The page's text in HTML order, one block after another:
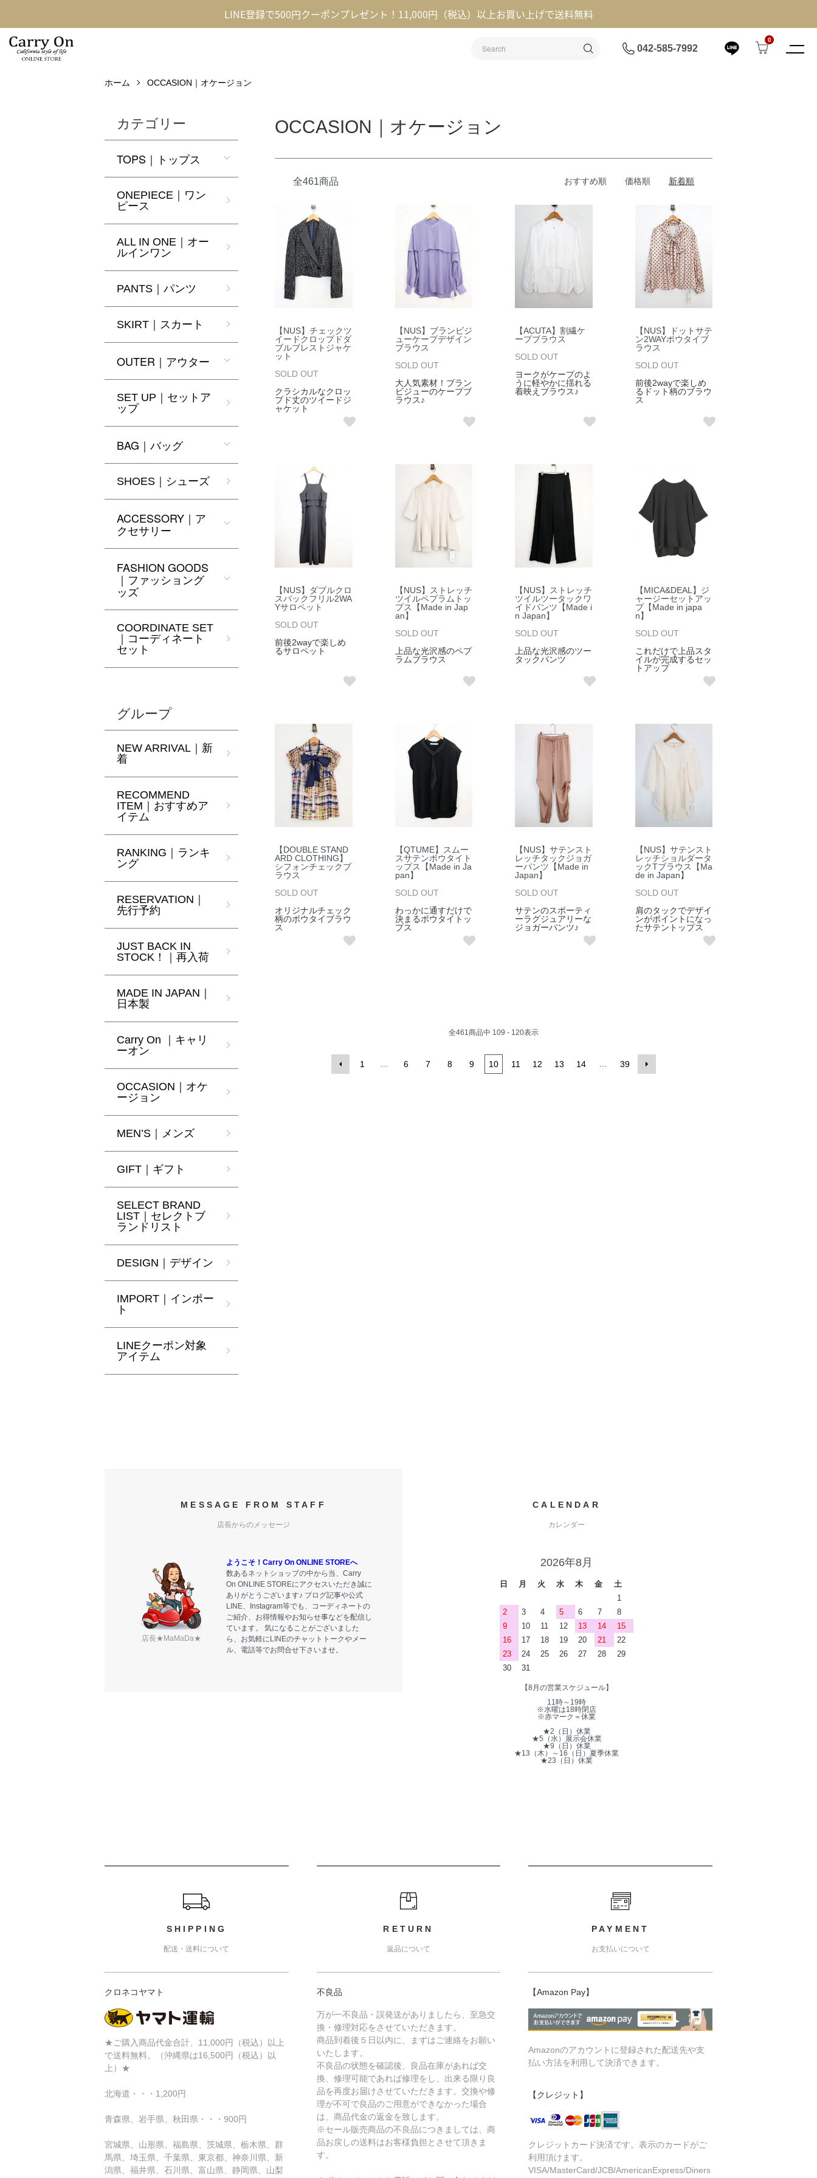
LINE登録で500円クーポンプレゼント！11,000円（税込）以上お買い上げで送料無料
042-585-7992
0
ホーム OCCASION｜オケージョン
OCCASION｜オケージョン
全461商品 おすすめ順 価格順 新着順
【NUS】チェックツ
イードクロップドダ
ブルブレストジャケ
ット
SOLD OUT
クラシカルなクロッ
プド丈のツイードジ
ャケット
【NUS】ブランビジ
ューケープデザイン
ブラウス
SOLD OUT
大人気素材！ブラン
ビジューのケープブ
ラウス♪
【ACUTA】割繊ケ
ープブラウス
SOLD OUT
ヨークがケープのよ
うに軽やかに揺れる
着映えブラウス♪
【NUS】ドットサテ
ン2WAYボウタイブ
ラウス
SOLD OUT
前後2wayで楽しめ
るドット柄のブラウ
ス
【NUS】ダブルクロ
スバックフリル2WA
Yサロペット
SOLD OUT
前後2wayで楽しめ
るサロペット
【NUS】ストレッチ
ツイルペプラムトッ
プス【Made in Jap
an】
SOLD OUT
上品な光沢感のペプ
ラムブラウス
【NUS】ストレッチ
ツイルツータックワ
イドパンツ【Made i
n Japan】
SOLD OUT
上品な光沢感のツー
タックパンツ
【MICA&DEAL】ジ
ャージーセットアッ
プ【Made in japa
n】
SOLD OUT
これだけで上品スタ
イルが完成するセッ
トアップ
【DOUBLE STAND
ARD CLOTHING】
シフォンチェックブ
ラウス
SOLD OUT
オリジナルチェック
柄のボウタイブラウ
ス
【QTUME】スムー
スサテンボウタイト
ップス【Made in Ja
pan】
SOLD OUT
わっかに通すだけで
決まるボウタイトッ
プス
【NUS】サテンスト
レッチタックジョガ
ーパンツ【Made in
Japan】
SOLD OUT
サテンのスポーティ
ーラグジュアリーな
ジョガーパンツ♪
【NUS】サテンスト
レッチショルダータ
ックTブラウス【Ma
de in Japan】
SOLD OUT
肩のタックでデザイ
ンがポイントになっ
たサテントップス
全461商品中 109 - 120表示
1 6 7 8 9 10 11 12 13 14 39
カテゴリー
TOPS｜トップス
ONEPIECE｜ワン
ピース
ALL IN ONE｜オー
ルインワン
PANTS｜パンツ
SKIRT｜スカート
OUTER｜アウター
SET UP｜セットア
ップ
BAG｜バッグ
SHOES｜シューズ
ACCESSORY｜ア
クセサリー
FASHION GOODS
｜ファッショング
ッズ
COORDINATE SET
｜コーディネート
セット
グループ
NEW ARRIVAL｜新
着
RECOMMEND
ITEM｜おすすめア
イテム
RANKING｜ランキ
ング
RESERVATION｜
先行予約
JUST BACK IN
STOCK！｜再入荷
MADE IN JAPAN｜
日本製
Carry On ｜キャリ
ーオン
OCCASION｜オケ
ージョン
MEN’S｜メンズ
GIFT｜ギフト
SELECT BRAND
LIST｜セレクトブ
ランドリスト
DESIGN｜デザイン
IMPORT｜インポー
ト
LINEクーポン対象
アイテム
MESSAGE FROM STAFF
店長からのメッセージ
店長★MaMaDa★
ようこそ！Carry On ONLINE STOREへ
数あるネットショップの中から当、Carry
On ONLINE STOREにアクセスいただき誠に
ありがとうございます♪ ブログ記事や公式
LINE、Instagram等でも、コーディネートの
ご紹介、お得情報やお知らせ事などを配信し
ています。 気になることがございました
ら、お気軽にLINEのチャットトークやメー
ル、電話等でお問合せ下さいませ。
CALENDAR
カレンダー
2026年8月
日 月 火 水 木 金
土
1
2
3 4 5 6 7
8
9
10 11 12 13 14
15
16
17 18 19 20 21
22
23
24 25 26 27 28
29
30
31
【8月の営業スケジュール】
11時～19時
※水曜は18時閉店
※赤マーク＝休業
★2（日）休業
★5（水）展示会休業
★9（日）休業
★13（木）～16（日）夏季休業
★23（日）休業
ショッピングガイド
SHIPPING
配送・送料について
クロネコヤマト
★ご購入商品代金合計、11,000円（税込）以上
で送料無料。（沖縄県は16,500円（税込）以
上）★
北海道・・・1,200円
青森県、岩手県、秋田県・・・900円
宮城県、山形県、福島県、茨城県、栃木県、群
馬県、埼玉県、千葉県、東京都、神奈川県、新
潟県、福井県、石川県、富山県、静岡県、山梨
RETURN
返品について
不良品
万が一不良品・誤発送がありましたら、至急交
換・修理対応をさせていただきます。
商品到着後５日以内に、まずはご連絡をお願い
いたします。
不良品の状態を確認後、良品在庫があれば交
換、修理可能であれば修理をし、出来る限り良
品を再度お届けさせていただきます。交換や修
理が不可で良品のご用意ができなかった場合
は、商品代金の返金を致します。
※セール販売商品の不良品につきましては、商
品お戻しの送料はお客様負担とさせて頂きま
す。
PAYMENT
お支払いについて
【Amazon Pay】
Amazonのアカウントに登録された配送先や支
払い方法を利用して決済できます。
【クレジット】
クレジットカード決済です。表示のカードがご
利用頂けます。
VISA/MasterCard/JCB/AmericanExpress/Diners